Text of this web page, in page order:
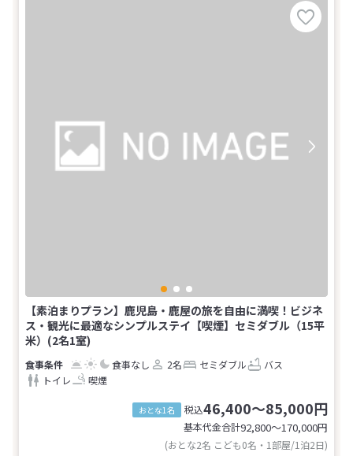
【素泊まりプラン】鹿児島・鹿屋の旅を自由に満喫！ビジネ
ス・観光に最適なシンプルステイ【喫煙】セミダブル（15平
米）(2名1室)
食事なし 2名 セミダブル
バス
トイレ
喫煙
おとな1名 税込46,400～85,000円
基本代金合計92,800〜170,000円
(おとな2名 こども0名・1部屋/1泊2日)